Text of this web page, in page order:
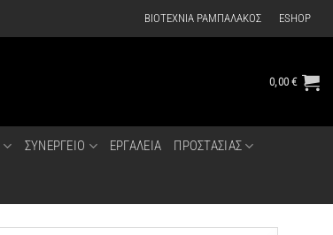
ΒΙΟΤΕΧΝΙΑ ΡΑΜΠΑΛΑΚΟΣ ESHOP
0,00€
ΣΥΝΕΡΓΕΙΟ ΕΡΓΑΛΕΙΑ ΠΡΟΣΤΑΣΙΑΣ